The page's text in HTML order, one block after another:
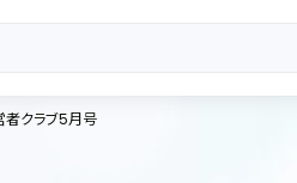
者クラブ5月号